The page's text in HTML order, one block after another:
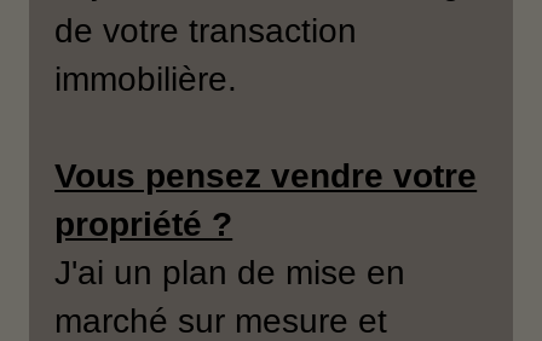
de votre transaction
immobilière.
Vous pensez vendre votre
propriété ?
J'ai un plan de mise en
marché sur mesure et